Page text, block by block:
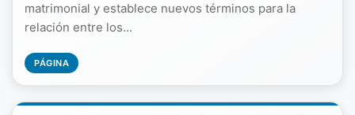
matrimonial y establece nuevos términos para la
relación entre los...
PÁGINA